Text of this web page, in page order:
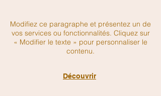
Modifiez ce paragraphe et présentez un de
vos services ou fonctionnalités. Cliquez sur
« Modifier le texte » pour personnaliser le
contenu.
Découvrir